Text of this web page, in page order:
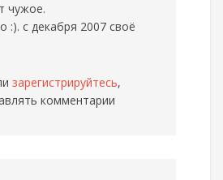
чужое.
:). с декабря 2007 своё
зарегистрируйтесь,
комментарии